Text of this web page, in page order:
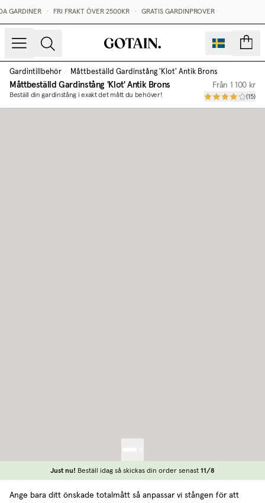
GARDINER FRI FRAKT ÖVER 2500KR GRATIS GARDINPROVER
Gardintillbehör / Måttbeställd Gardinstång 'Klot' Antik Brons
Måttbeställd Gardinstång 'Klot' Antik Brons
Beställ din gardinstång i exakt det mått du behöver!
Från 1 100 kr
(15)
Just nu! Beställ idag så skickas din order senast 11/8
Ange bara ditt önskade totalmått så anpassar vi stången för att